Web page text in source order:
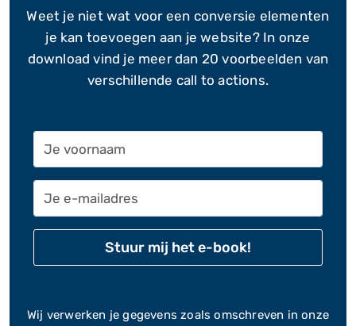
Weet je niet wat voor een conversie elementen
je kan toevoegen aan je website? In onze
download vind je meer dan 20 voorbeelden van
verschillende call to actions.
Alternative:
Stuur mij het e-book!
Wij verwerken je gegevens zoals omschreven in onze